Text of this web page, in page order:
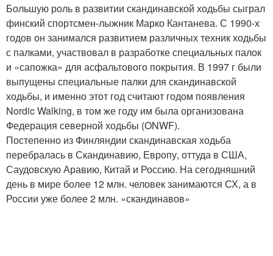
Большую роль в развитии скандинавской ходьбы сыграл
финский спортсмен-лыжник Марко Кантанева. С 1990-х
годов он занимался развитием различных техник ходьбы
с палками, участвовал в разработке специальных палок
и «сапожка» для асфальтового покрытия. В 1997 г были
выпущены специальные палки для скандинавской
ходьбы, и именно этот год считают годом появления
Nordic Walking, в том же году им была организована
Федерация северной ходьбы (ONWF).
Постепенно из Финляндии скандинавская ходьба
перебралась в Скандинавию, Европу, оттуда в США,
Саудовскую Аравию, Китай и Россию. На сегодняшний
день в мире более 12 млн. человек занимаются СХ, а в
России уже более 2 млн. «скандинавов»